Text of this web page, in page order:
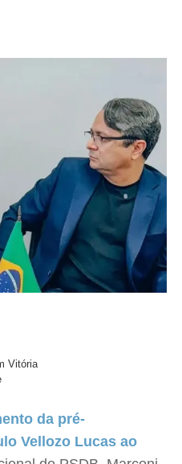
Vitória
da pré-
Vellozo Lucas ao